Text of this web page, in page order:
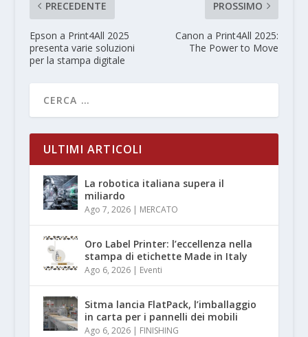
PRECEDENTE
Epson a Print4All 2025
presenta varie soluzioni
per la stampa digitale
PROSSIMO
Canon a Print4All 2025:
The Power to Move
ULTIMI ARTICOLI
La robotica italiana supera il
miliardo
Ago 7, 2026| MERCATO
Oro Label Printer: l’eccellenza nella
stampa di etichette Made in Italy
Ago 6, 2026| Eventi
Sitma lancia FlatPack, l’imballaggio
in carta per i pannelli dei mobili
Ago 6, 2026| FINISHING